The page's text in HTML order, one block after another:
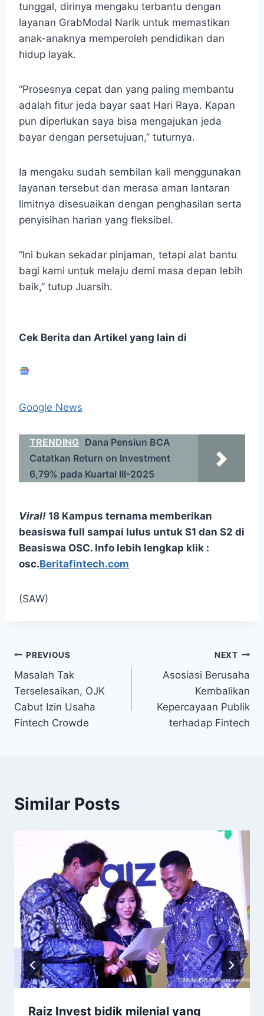
tunggal, dirinya mengaku terbantu dengan
layanan GrabModal Narik untuk memastikan
anak-anaknya memperoleh pendidikan dan
hidup layak.
“Prosesnya cepat dan yang paling membantu
adalah fitur jeda bayar saat Hari Raya. Kapan
pun diperlukan saya bisa mengajukan jeda
bayar dengan persetujuan,” tuturnya.
Ia mengaku sudah sembilan kali menggunakan
layanan tersebut dan merasa aman lantaran
limitnya disesuaikan dengan penghasilan serta
penyisihan harian yang fleksibel.
“Ini bukan sekadar pinjaman, tetapi alat bantu
bagi kami untuk melaju demi masa depan lebih
baik,” tutup Juarsih.
Cek Berita dan Artikel yang lain di
Google News
TRENDING Dana Pensiun BCA
Catatkan Return on Investment
6,79% pada Kuartal III-2025
Viral! 18 Kampus ternama memberikan
beasiswa full sampai lulus untuk S1 dan S2 di
Beasiswa OSC. Info lebih lengkap klik :
osc.Beritafintech.com
(SAW)
Post
navigation
PREVIOUS
Masalah Tak
Terselesaikan, OJK
Cabut Izin Usaha
Fintech Crowde
NEXT
Asosiasi Berusaha
Kembalikan
Kepercayaan Publik
terhadap Fintech
Similar Posts
Raiz Invest bidik milenial yang